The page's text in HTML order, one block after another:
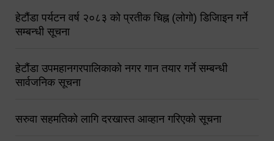
हेटौंडा पर्यटन वर्ष २०८३ को प्रतीक चिह्न (लोगो) डिजिाइन गर्ने
सम्बन्धी सूचना
हेटौंडा उपमहानगरपालिकाको नगर गान तयार गर्ने सम्बन्धी
सार्वजनिक सूचना
सरुवा सहमतिको लागि दरखास्त आव्हान गरिएको सूचना